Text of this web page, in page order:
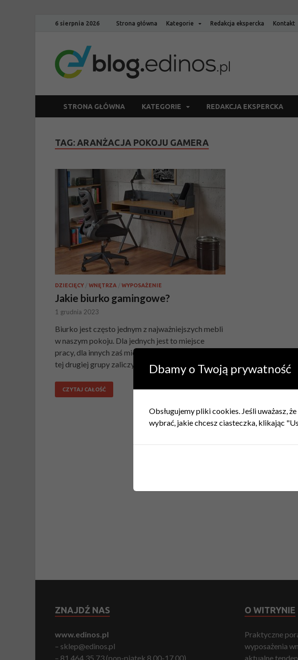
6 sierpnia 2026 Strona główna Kategorie Redakcja ekspercka Kontakt
STRONA GŁÓWNA KATEGORIE REDAKCJA EKSPERCKA
TAG: ARANŻACJA POKOJU GAMERA
DZIECIĘCY / WNĘTRZA / WYPOSAŻENIE
Jakie biurko gamingowe?
1 grudnia 2023
Biurko jest często jednym z najważniejszych mebli
w naszym pokoju. Dla jednych jest to miejsce
pracy, dla innych zaś miejsce służące rozrywce. Do
tej drugiej grupy zaliczyć możemy graczy. Z …
CZYTAJ CAŁOŚĆ
ZNAJDŹ NAS
www.edinos.pl
– sklep@edinos.pl
– 81 464 35 73 (pon-piątek 8.00-17.00)
O WITRYNIE
Praktyczne
wyposażenia
aktualne
Dbamy o Twoją prywatność
Obsługujemy pliki cookies. Jeśli uważasz,
wybrać, jakie chcesz ciasteczka, klikając